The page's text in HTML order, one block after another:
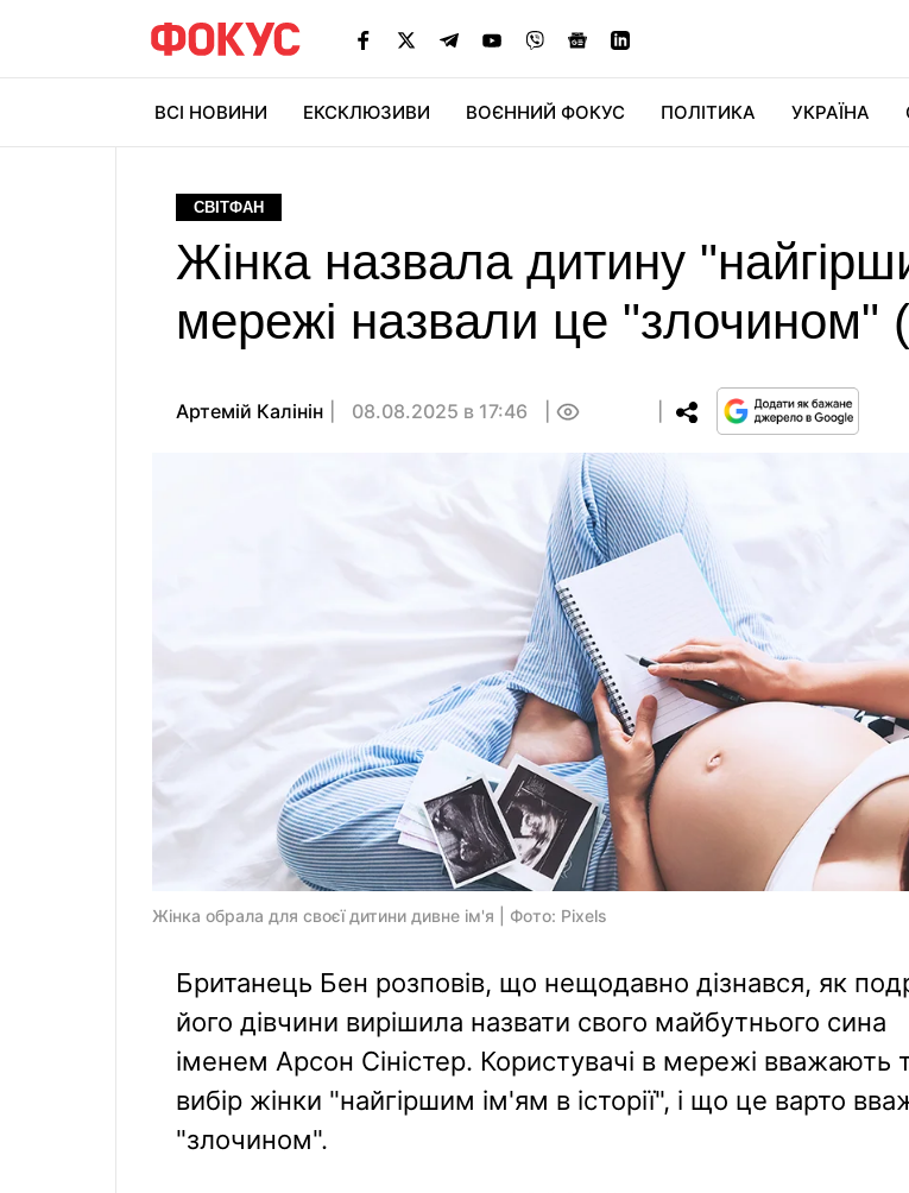
ВСІ НОВИНИ ЕКСКЛЮЗИВИ ВОЄННИЙ ФОКУС ПОЛІТИКА УКРАЇНА
СВІТФАН
Жінка назвала дитину
мережі назвали це "злочином"
Артемій Калінін 08.08.2025 в 17:46
Жінка обрала для своєї дитини дивне ім'я | Фото: Pixels
Британець Бен розповів, що нещодавно дізнався, як
його дівчини вирішила назвати свого майбутнього сина
іменем Арсон Сіністер. Користувачі в мережі вважають
вибір жінки "найгіршим ім'ям в історії", і що це варто
"злочином".